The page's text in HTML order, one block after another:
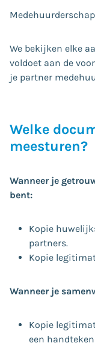
We bekijken elke
voldoet aan de
je partner
Welke
meesturen?
Wanneer je
bent:
Kopie
partners.
Kopie
Wanneer je
Kopie
een